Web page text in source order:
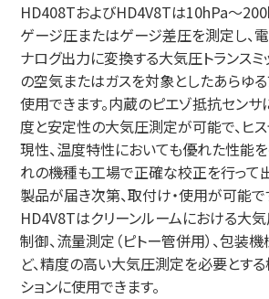
HD408TおよびHD4V8Tは10hPa～
ゲージ圧またはゲージ差圧を測定し、
ナログ出力に変換する大気圧トランスミ
の空気またはガスを対象としたあらゆ
使用できます。内蔵のピエゾ抵抗セン
度と安定性の大気圧測定が可能で、ヒス
現性、温度特性においても優れた性能を
れの機種も工場で正確な校正を行って
製品が届き次第、取付け・使用が可能で
HD4V8Tはクリーンルームにおける大気
制御、流量測定（ピトー管併用）、包装
ど、精度の高い大気圧測定を必要とす
ションに使用できます。